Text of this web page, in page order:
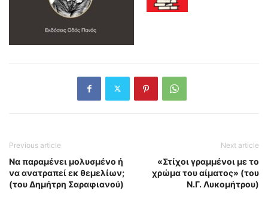
Previous article
Να παραμένει μολυσμένο ή
να ανατραπεί εκ θεμελίων;
(του Δημήτρη Σαραφιανού)
Next article
«Στίχοι γραμμένοι με το
χρώμα του αίματος» (του
Ν.Γ. Λυκομήτρου)